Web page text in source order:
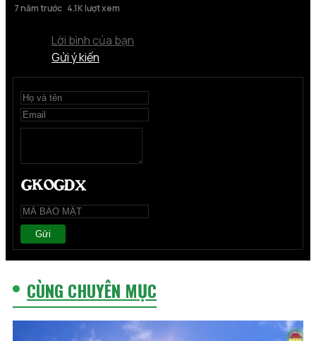
7 năm trước 4.1K lượt xem
Lời bình của bạn
Gửi ý kiến
Gửi
CÙNG CHUYÊN MỤC